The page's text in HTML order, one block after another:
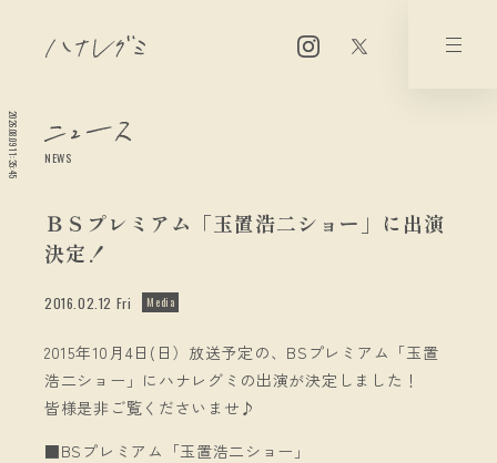
2026.08.09 11:35:45 NEWS
ＢＳプレミアム「玉置浩二ショー」に出演
決定！
2016.02.12 Fri Media
2015年10月4日(日）放送予定の、BSプレミアム「玉置
浩二ショー」にハナレグミの出演が決定しました！
皆様是非ご覧くださいませ♪
■BSプレミアム「玉置浩二ショー」